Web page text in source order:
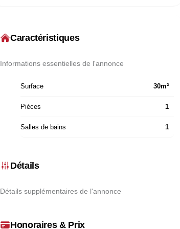
Caractéristiques
Informations essentielles de l'annonce
Surface 30m²
Pièces 1
Salles de bains 1
Détails
Détails supplémentaires de l'annonce
Honoraires & Prix